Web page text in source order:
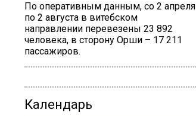
По оперативным данным, со 2 апреля
по 2 августа в витебском
направлении перевезены 23 892
человека, в сторону Орши – 17 211
пассажиров.
Календарь